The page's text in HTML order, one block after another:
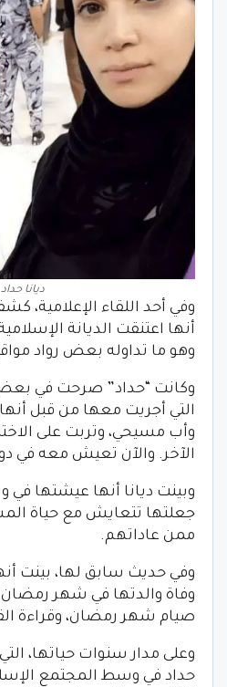
ديانا حداد
وفي أحد اللقاء الإعلامية،
أنها اعتنقت الديانة
وهو ما تداوله بعض رواد
وكانت “حداد” صرحت في بعض
التي أجريت معها من قبل
وأب مسيحي، وتربت على
الآخر. والآن تعيش معه في
وبينت ديانا أنها عيشتها
جعلتها تتعايش مع حياة
ممن عاداتهم.
وفي حديث سابق لها، بينت
وفاة والدتها في شهر
صيام شهر رمضان، وقراءة
وعلى مدار سنوات حياتها،
حداد في وسط المجتمع